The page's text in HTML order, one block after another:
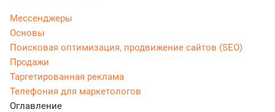
Мессенджеры
Основы
Поисковая оптимизация, продвижение сайтов (SEO)
Продажи
Таргетированная реклама
Телефония для маркетологов
Оглавление